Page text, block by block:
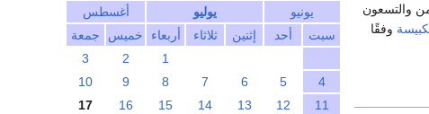
يونيو يوليو
أغسطس
سبت
أحد إثنين ثلاثاء أربعاء خميس
جمعة
1
2
3
4
5
6
7
8
9
10
11
12
13
14
15
16
17
والتسعون
وفقًا